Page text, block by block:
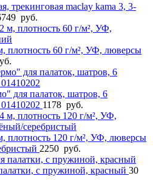
трекинговая maclay kama 3, 3-
руб.
плотность 60 г/м², УФ, люверсы
для палаток, шатров, 6
1178 руб.
плотность 120 г/м², УФ, люверсы
2250 руб.
с пружиной, красный 30